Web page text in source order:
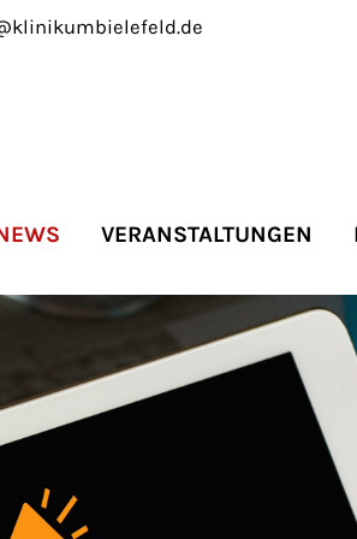
Have any questions?
+44 1234 567 890
Drop us a line
info@yourdomain.com
VERANSTALTUNGEN